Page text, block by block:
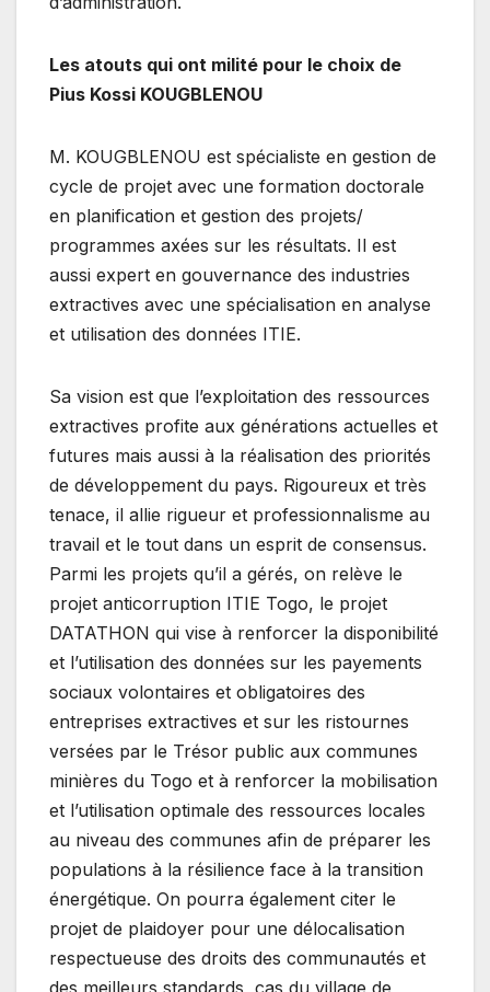
Les atouts qui ont milité pour le choix de
Pius Kossi KOUGBLENOU
M. KOUGBLENOU est spécialiste en gestion de
cycle de projet avec une formation doctorale
en planification et gestion des projets/
programmes axées sur les résultats. Il est
aussi expert en gouvernance des industries
extractives avec une spécialisation en analyse
et utilisation des données ITIE.
Sa vision est que l’exploitation des ressources
extractives profite aux générations actuelles et
futures mais aussi à la réalisation des priorités
de développement du pays. Rigoureux et très
tenace, il allie rigueur et professionnalisme au
travail et le tout dans un esprit de consensus.
Parmi les projets qu’il a gérés, on relève le
projet anticorruption ITIE Togo, le projet
DATATHON qui vise à renforcer la disponibilité
et l’utilisation des données sur les payements
sociaux volontaires et obligatoires des
entreprises extractives et sur les ristournes
versées par le Trésor public aux communes
minières du Togo et à renforcer la mobilisation
et l’utilisation optimale des ressources locales
au niveau des communes afin de préparer les
populations à la résilience face à la transition
énergétique. On pourra également citer le
projet de plaidoyer pour une délocalisation
respectueuse des droits des communautés et
des meilleurs standards, cas du village de